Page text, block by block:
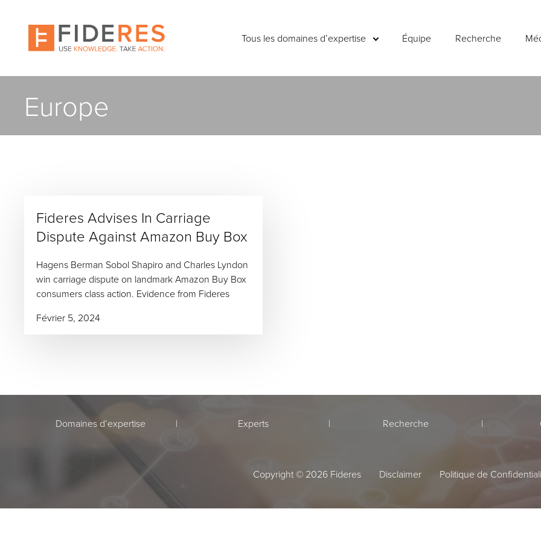
content
Tous les domaines d’expertise Équipe Recherche
Europe
Fideres Advises In Carriage
Dispute Against Amazon Buy Box
Hagens Berman Sobol Shapiro and Charles Lyndon
win carriage dispute on landmark Amazon Buy Box
consumers class action. Evidence from Fideres
Février 5, 2024
Domaines d’expertise Experts Recherche
Copyright © 2026 Fideres Disclaimer Politique de